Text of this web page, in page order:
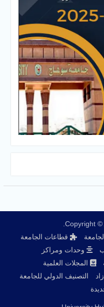
Copyright ©
قطاعات الجامعة
وحدات ومراكز
المجلات العلمية
التصنيف الدولي للجامعة